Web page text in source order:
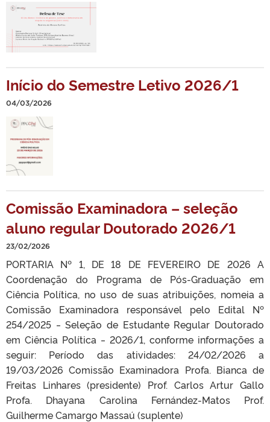
Início do Semestre Letivo 2026/1
04/03/2026
Comissão Examinadora – seleção
aluno regular Doutorado 2026/1
23/02/2026
PORTARIA Nº 1, DE 18 DE FEVEREIRO DE 2026 A
Coordenação do Programa de Pós-Graduação em
Ciência Política, no uso de suas atribuições, nomeia a
Comissão Examinadora responsável pelo Edital Nº
254/2025 ‒ Seleção de Estudante Regular Doutorado
em Ciência Política ‒ 2026/1, conforme informações a
seguir: Período das atividades: 24/02/2026 a
19/03/2026 Comissão Examinadora Profa. Bianca de
Freitas Linhares (presidente) Prof. Carlos Artur Gallo
Profa. Dhayana Carolina Fernández-Matos Prof.
Guilherme Camargo Massaú (suplente)